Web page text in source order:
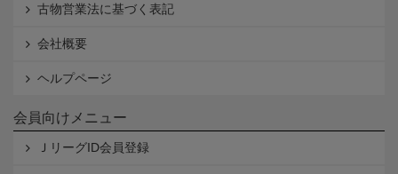
古物営業法に基づく表記
会社概要
ヘルプページ
会員向けメニュー
ＪリーグID会員登録